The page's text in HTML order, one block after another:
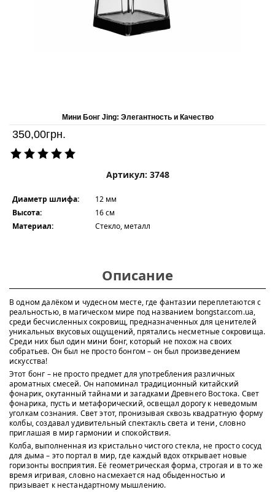
Мини Бонг Jing: Элегантность и Качество
350,00грн.
Артикул: 3748
Диаметр шлифа:
12 мм
Высота:
16 см
Материал:
Стекло, металл
Описание
В одном далёком и чудесном месте, где фантазии переплетаются с
реальностью, в магическом мире под названием bongstar.com.ua,
среди бесчисленных сокровищ, предназначенных для ценителей
уникальных вкусовых ощущений, прятались несметные сокровища.
Среди них был один мини бонг, который не похож на своих
собратьев. Он был не просто бонгом – он был произведением
искусства!
Этот бонг – не просто предмет для употребления различных
ароматных смесей. Он напоминал традиционный китайский
фонарик, окутанный тайнами и загадками Древнего Востока. Свет
фонарика, пусть и метафорический, освещал дорогу к неведомым
уголкам сознания. Свет этот, пронизывая сквозь квадратную форму
колбы, создавал удивительный спектакль света и тени, словно
приглашая в мир гармонии и спокойствия.
Колба, выполненная из кристально чистого стекла, не просто сосуд
для дыма – это портал в мир, где каждый вдох открывает новые
горизонты восприятия. Её геометрическая форма, строгая и в то же
время игривая, словно насмехается над обыденностью и
призывает к нестандартному мышлению.